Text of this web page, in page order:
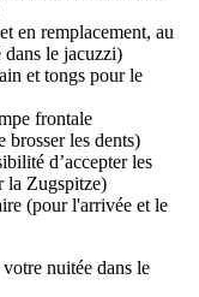
en remplacement, au
dans le jacuzzi)
et tongs pour le
frontale
brosser les dents)
d’accepter les
la Zugspitze)
(pour l'arrivée et le
nuitée dans le